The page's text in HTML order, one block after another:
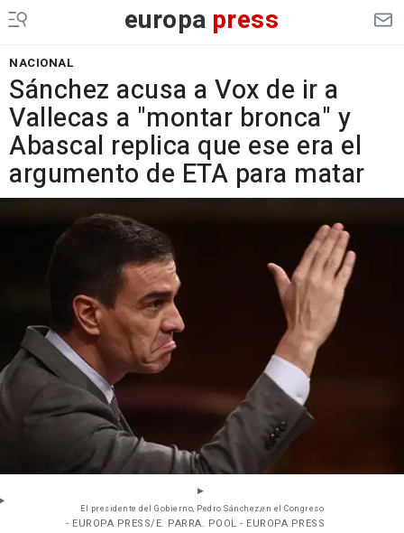
europa press
NACIONAL
Sánchez acusa a Vox de ir a
Vallecas a "montar bronca" y
Abascal replica que ese era el
argumento de ETA para matar
El presidente del Gobierno, Pedro Sánchez,en el Congreso
- EUROPA PRESS/E. PARRA. POOL - EUROPA PRESS